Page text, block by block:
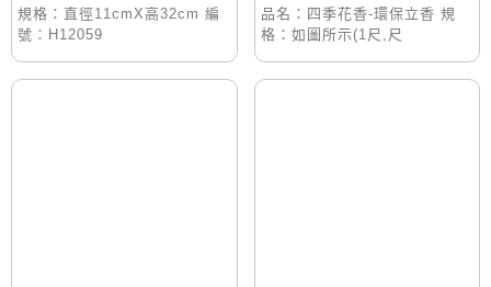
規格：直徑11cmX高32cm 編
號：H12059
品名：四季花香-環保立香 規
格：如圖所示(1尺,尺